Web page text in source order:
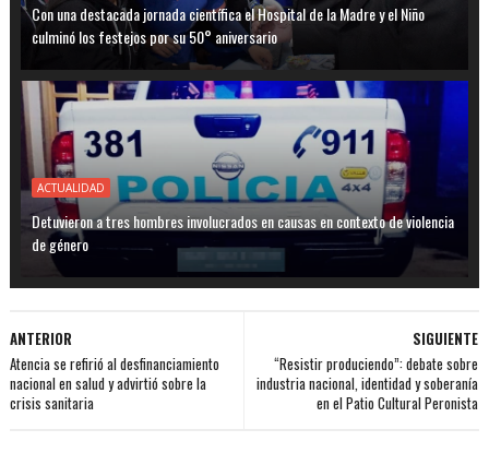
Con una destacada jornada científica el Hospital de la Madre y el Niño
culminó los festejos por su 50° aniversario
ACTUALIDAD
Detuvieron a tres hombres involucrados en causas en contexto de violencia
de género
SIGUIENTE
“Resistir produciendo”: debate sobre
industria nacional, identidad y soberanía
en el Patio Cultural Peronista
ANTERIOR
Atencia se refirió al desfinanciamiento
nacional en salud y advirtió sobre la
crisis sanitaria